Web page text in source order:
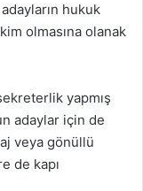
hukuk
olmasına olanak
yapmış
adaylar için de
veya gönüllü
de kapı